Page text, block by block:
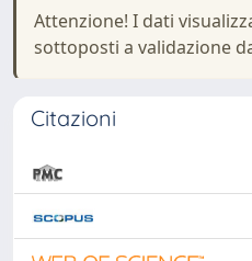
Attenzione! I dati
sottoposti a validazione
Citazioni